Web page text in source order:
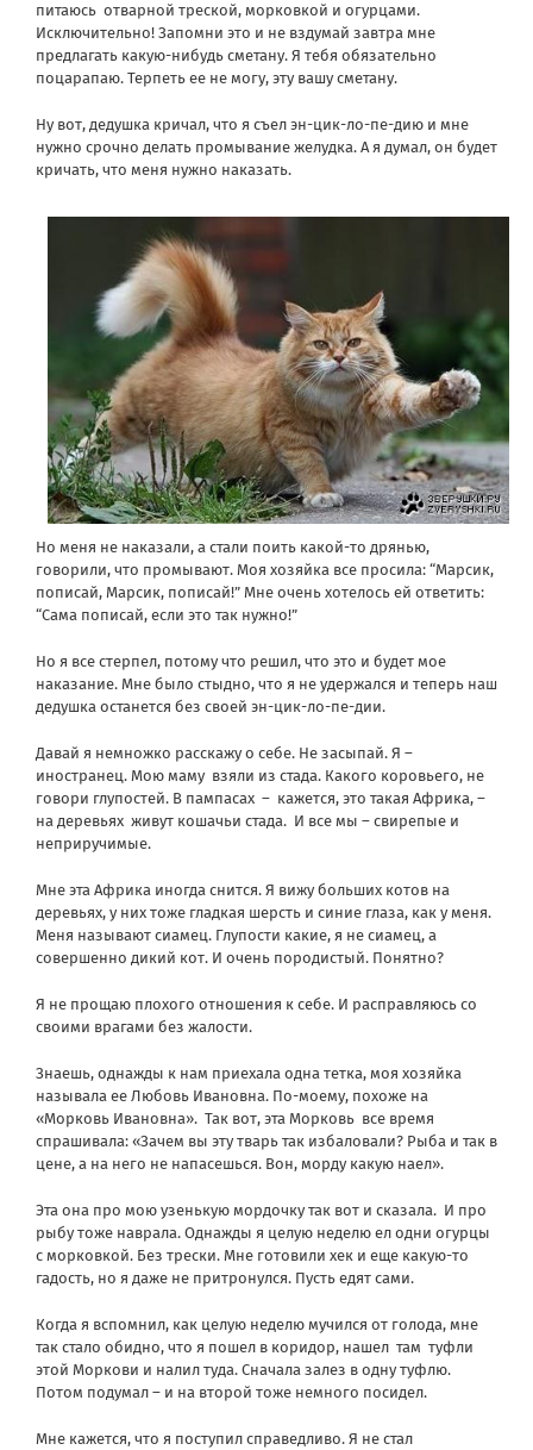
питаюсь отварной треской, морковкой и огурцами.
Исключительно! Запомни это и не вздумай завтра мне
предлагать какую-нибудь сметану. Я тебя обязательно
поцарапаю. Терпеть ее не могу, эту вашу сметану.
Ну вот, дедушка кричал, что я съел эн-цик-ло-пе-дию и мне
нужно срочно делать промывание желудка. А я думал, он будет
кричать, что меня нужно наказать.
Но меня не наказали, а стали поить какой-то дрянью,
говорили, что промывают. Моя хозяйка все просила: “Марсик,
пописай, Марсик, пописай!” Мне очень хотелось ей ответить:
“Сама пописай, если это так нужно!”
Но я все стерпел, потому что решил, что это и будет мое
наказание. Мне было стыдно, что я не удержался и теперь наш
дедушка останется без своей эн-цик-ло-пе-дии.
Давай я немножко расскажу о себе. Не засыпай. Я –
иностранец. Мою маму взяли из стада. Какого коровьего, не
говори глупостей. В пампасах – кажется, это такая Африка, –
на деревьях живут кошачьи стада. И все мы – свирепые и
неприручимые.
Мне эта Африка иногда снится. Я вижу больших котов на
деревьях, у них тоже гладкая шерсть и синие глаза, как у меня.
Меня называют сиамец. Глупости какие, я не сиамец, а
совершенно дикий кот. И очень породистый. Понятно?
Я не прощаю плохого отношения к себе. И расправляюсь со
своими врагами без жалости.
Знаешь, однажды к нам приехала одна тетка, моя хозяйка
называла ее Любовь Ивановна. По-моему, похоже на
«Морковь Ивановна». Так вот, эта Морковь все время
спрашивала: «Зачем вы эту тварь так избаловали? Рыба и так в
цене, а на него не напасешься. Вон, морду какую наел».
Эта она про мою узенькую мордочку так вот и сказала. И про
рыбу тоже наврала. Однажды я целую неделю ел одни огурцы
с морковкой. Без трески. Мне готовили хек и еще какую-то
гадость, но я даже не притронулся. Пусть едят сами.
Когда я вспомнил, как целую неделю мучился от голода, мне
так стало обидно, что я пошел в коридор, нашел там туфли
этой Моркови и налил туда. Сначала залез в одну туфлю.
Потом подумал – и на второй тоже немного посидел.
Мне кажется, что я поступил справедливо. Я не стал